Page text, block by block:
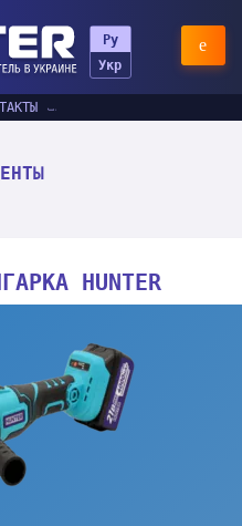
Ру
Укр
HUNTER